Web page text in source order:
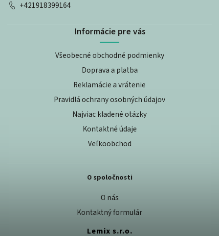
+421918399164
Informácie pre vás
Všeobecné obchodné podmienky
Doprava a platba
Reklamácie a vrátenie
Pravidlá ochrany osobných údajov
Najviac kladené otázky
Kontaktné údaje
Veľkoobchod
O spoločnosti
O nás
Kontaktný formulár
Lemix s.r.o.